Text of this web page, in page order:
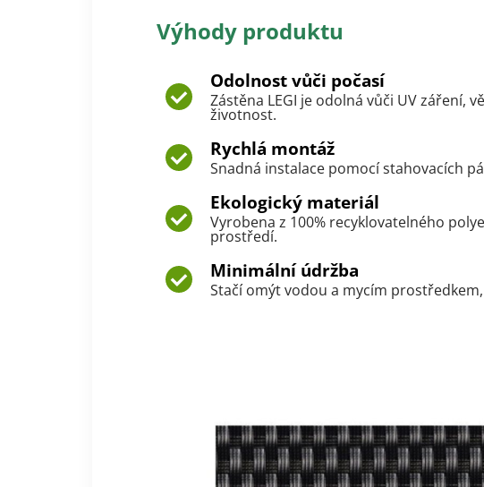
Výhody produktu
Odolnost vůči počasí
Zástěna LEGI je odolná vůči UV záření,
životnost.
Rychlá montáž
Snadná instalace pomocí stahovacích
Ekologický materiál
Vyrobena z 100% recyklovatelného
prostředí.
Minimální údržba
Stačí omýt vodou a mycím